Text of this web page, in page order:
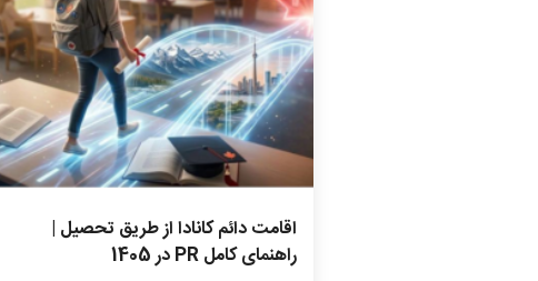
اقامت دائم کانادا از طریق تحصیل |
راهنمای کامل PR در 1405